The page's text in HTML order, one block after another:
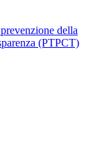
della
(PTPCT)